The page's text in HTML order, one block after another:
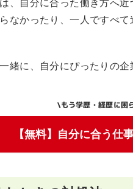
、自分に合った働き方へ
なかったり、一人ですべ
緒に、自分にぴったりの
\もう学歴・経歴に困
【無料】自分に合う仕